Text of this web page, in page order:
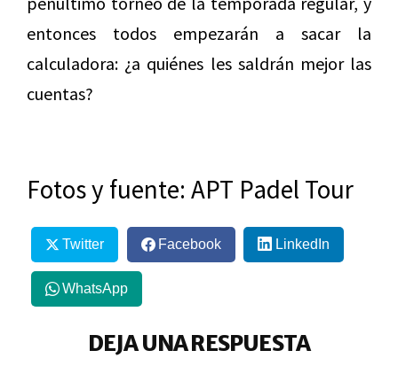
entonces todos empezarán a sacar la
calculadora: ¿a quiénes les saldrán mejor las
cuentas?
Fotos y fuente: APT Padel Tour
Twitter Facebook LinkedIn
WhatsApp
DEJA UNA RESPUESTA